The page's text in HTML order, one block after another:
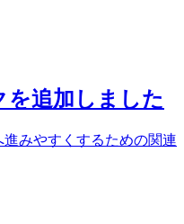
を追加しました
みやすくするための関連